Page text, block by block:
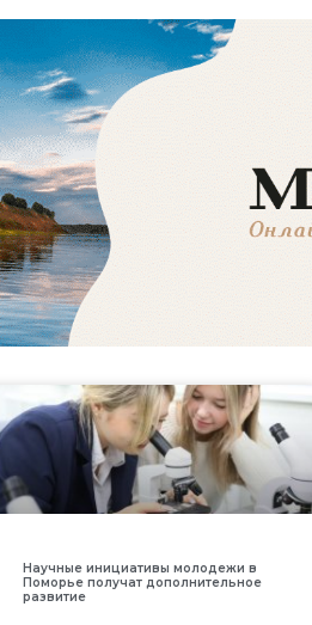
Научные инициативы молодежи в
Поморье получат дополнительное
развитие